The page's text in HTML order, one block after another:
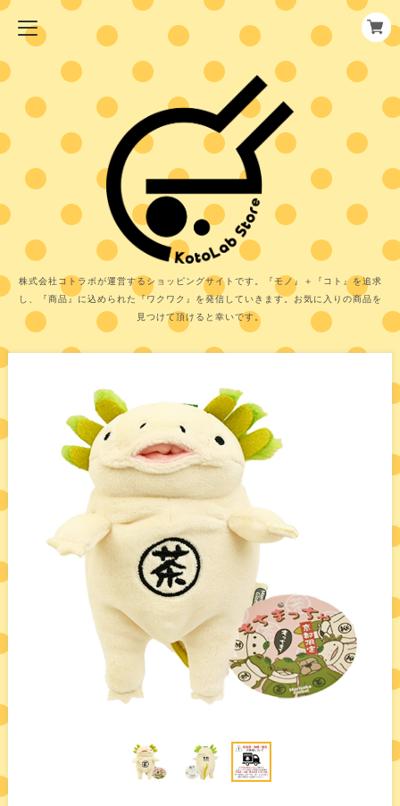
株式会社コトラボが運営するショッピングサイトです。『モノ』＋『コト』を追求
し、『商品』に込められた『ワクワク』を発信していきます。お気に入りの商品を
見つけて頂けると幸いです。